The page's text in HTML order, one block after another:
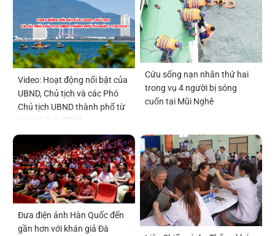
Video: Hoạt động nổi bật của
UBND, Chủ tịch và các Phó
Chủ tịch UBND thành phố từ
ngày 3-7/8/2026
Cứu sống nạn nhân thứ hai
trong vụ 4 người bị sóng
cuốn tại Mũi Nghê
Đưa điện ảnh Hàn Quốc đến
gần hơn với khán giả Đà